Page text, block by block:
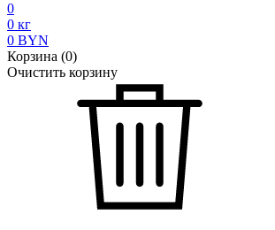
0
0 кг
0 BYN
Корзина (0)
Очистить корзину